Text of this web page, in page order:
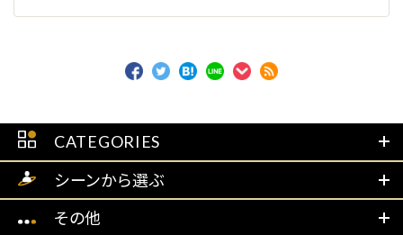
CATEGORIES
シーンから選ぶ
その他